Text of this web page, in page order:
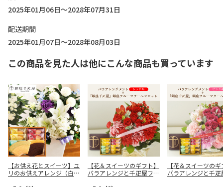
2025年01月06日～2028年07月31日
配送期間
2025年01月07日～2028年08月03日
この商品を見た人は他にこんな商品も買っています
【お供え花とスイーツ】ユ
リのお供えアレンジ（白・
【花＆スイーツのギフト】
バラアレンジと千疋屋フル
【花＆スイーツの
バラアレンジと千疋